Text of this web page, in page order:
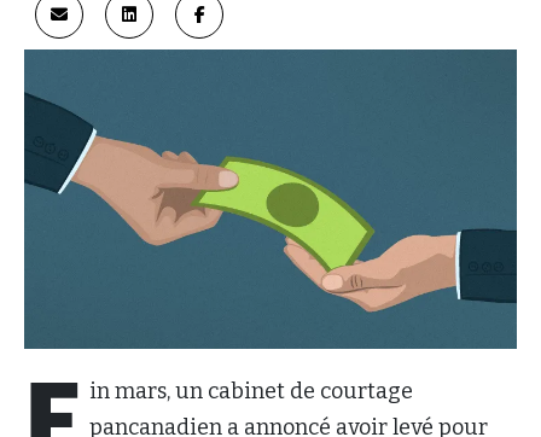
in mars, un cabinet de courtage
pancanadien a annoncé avoir levé pour